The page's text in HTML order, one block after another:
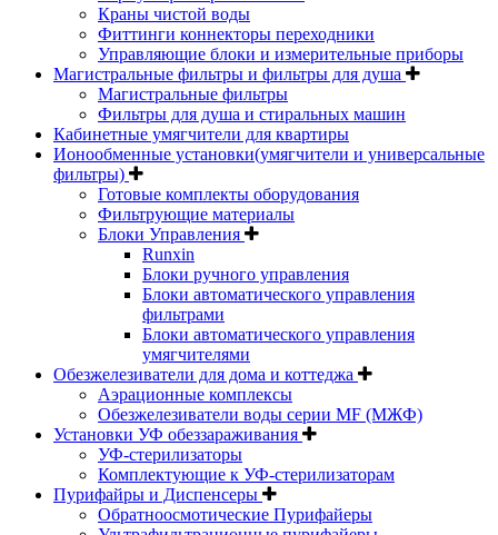
Краны чистой воды
Фиттинги коннекторы переходники
Управляющие блоки и измерительные приборы
Магистральные фильтры и фильтры для душа
Магистральные фильтры
Фильтры для душа и стиральных машин
Кабинетные умягчители для квартиры
Ионообменные установки(умягчители и универсальные
фильтры)
Готовые комплекты оборудования
Фильтрующие материалы
Блоки Управления
Runxin
Блоки ручного управления
Блоки автоматического управления
фильтрами
Блоки автоматического управления
умягчителями
Обезжелезиватели для дома и коттеджа
Аэрационные комплексы
Обезжелезиватели воды серии MF (МЖФ)
Установки УФ обеззараживания
УФ-стерилизаторы
Комплектующие к УФ-стерилизаторам
Пурифайры и Диспенсеры
Обратноосмотические Пурифайеры